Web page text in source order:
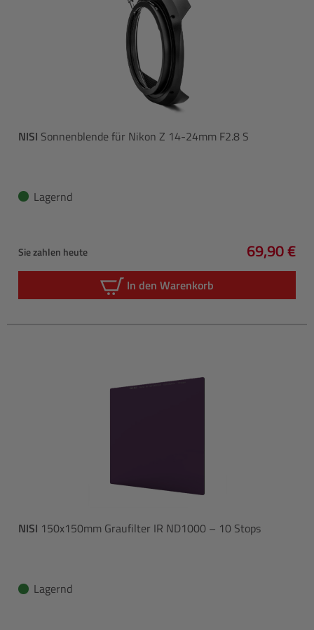
NISI Sonnenblende für Nikon Z 14-24mm F2.8 S
Lagernd
Sie zahlen heute 69,90 €
In den Warenkorb
NISI 150x150mm Graufilter IR ND1000 – 10 Stops
Lagernd